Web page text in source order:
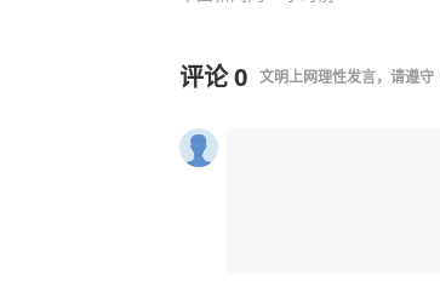
评论0 文明上网理性发言，请遵守